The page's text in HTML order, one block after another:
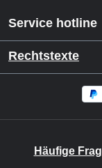
Service hotline
Rechtstexte
Häufige